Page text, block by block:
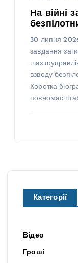
На війні
30 липня
завдання
взводу
Коротка
Категорії
Відео
Гроші